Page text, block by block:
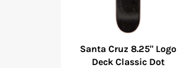
Santa Cruz 8.25" Logo
Deck Classic Dot